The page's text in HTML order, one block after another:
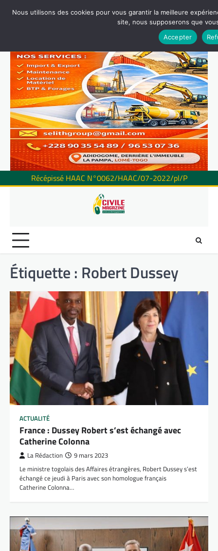
Récépissé HAAC N°0062/HAAC/07-2022/pl/P
Étiquette : Robert Dussey
ACTUALITÉ
France : Dussey Robert s’est échangé avec
Catherine Colonna
La Rédaction 9 mars 2023
Le ministre togolais des Affaires étrangères, Robert Dussey s’est
échangé ce jeudi à Paris avec son homologue français
Catherine Colonna…
Nous utilisons des cookies pour vous garantir la meilleure
site, nous supposerons que
Accepter